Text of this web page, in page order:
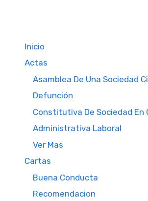
Inicio
Actas
Asamblea De Una Sociedad
Defunción
Constitutiva De Sociedad En
Administrativa Laboral
Ver Mas
Cartas
Buena Conducta
Recomendacion